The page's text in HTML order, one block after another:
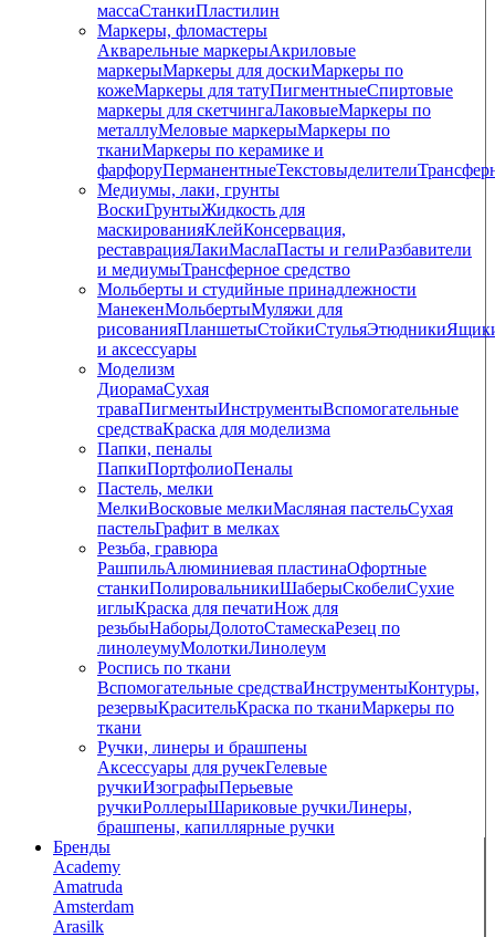
массаСтанкиПластилин
Маркеры, фломастеры
Акварельные маркерыАкриловые
маркерыМаркеры для доскиМаркеры по
кожеМаркеры для татуПигментныеCпиртовые
маркеры для скетчингаЛаковыеМаркеры по
металлуМеловые маркерыМаркеры по
тканиМаркеры по керамике и
фарфоруПерманентныеТекстовыделители
Медиумы, лаки, грунты
ВоскиГрунтыЖидкость для
маскированияКлейКонсервация,
реставрацияЛакиМаслаПасты и гелиРазбавители
и медиумыТрансферное средство
Мольберты и студийные принадлежности
МанекенМольбертыМуляжи для
рисованияПланшетыСтойкиСтульяЭтюдники
и аксессуары
Моделизм
ДиорамаСухая
траваПигментыИнструментыВспомогательные
средстваКраска для моделизма
Папки, пеналы
ПапкиПортфолиоПеналы
Пастель, мелки
МелкиВосковые мелкиМасляная пастельСухая
пастельГрафит в мелках
Резьба, гравюра
РашпильАлюминиевая пластинаОфортные
станкиПолировальникиШаберыСкобелиСухие
иглыКраска для печатиНож для
резьбыНаборыДолотоСтамескаРезец по
линолеумуМолоткиЛинолеум
Роспись по ткани
Вспомогательные средстваИнструментыКонтуры,
резервыКрасительКраска по тканиМаркеры по
ткани
Ручки, линеры и брашпены
Аксессуары для ручекГелевые
ручкиИзографыПерьевые
ручкиРоллерыШариковые ручкиЛинеры,
брашпены, капиллярные ручки
Бренды
Academy
Amatruda
Amsterdam
Arasilk